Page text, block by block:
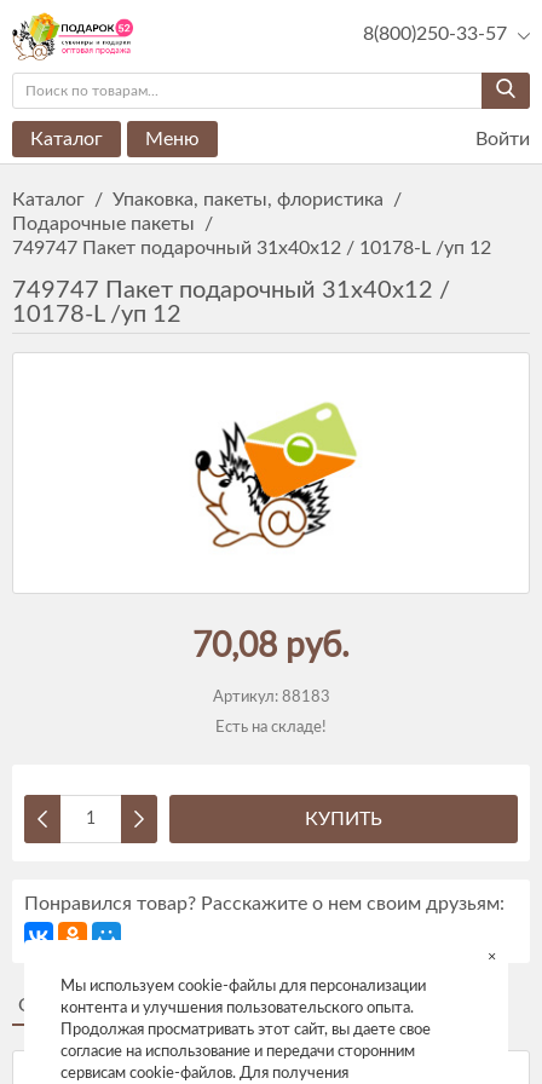
8(800)250-33-57
Каталог Меню Войти
Каталог / Упаковка, пакеты, флористика
/
Подарочные пакеты
/
749747 Пакет подарочный 31x40x12 / 10178-L /уп 12
749747 Пакет подарочный 31x40x12 /
10178-L /уп 12
70,08 руб.
Артикул: 88183
Есть на складе!
КУПИТЬ
Понравился товар? Расскажите о нем своим друзьям:
Описание Отзывы
Мы используем cookie-файлы для персонализации
контента и улучшения пользовательского опыта.
Продолжая просматривать этот сайт, вы даете свое
согласие на использование и передачи сторонним
сервисам cookie-файлов. Для получения
×